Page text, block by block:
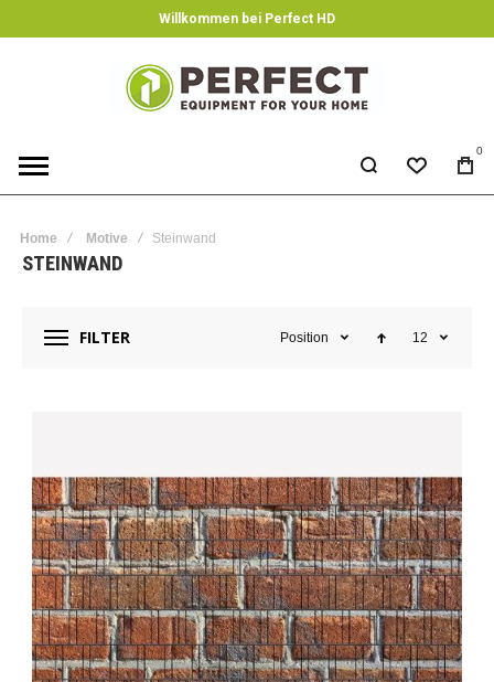
Willkommen bei Perfect HD
0
Home Motive Steinwand
STEINWAND
FILTER Position 12